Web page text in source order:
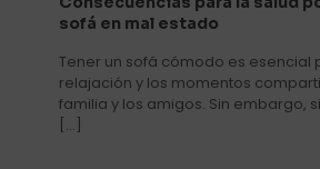
sofá en mal estado
Tener un sofá cómodo es esencial
relajación y los momentos
familia y los amigos. Sin embargo,
[…]